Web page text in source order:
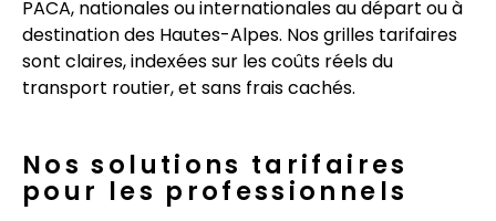
PACA, nationales ou internationales au départ ou à
destination des Hautes-Alpes. Nos grilles tarifaires
sont claires, indexées sur les coûts réels du
transport routier, et sans frais cachés.
Nos solutions tarifaires
pour les professionnels